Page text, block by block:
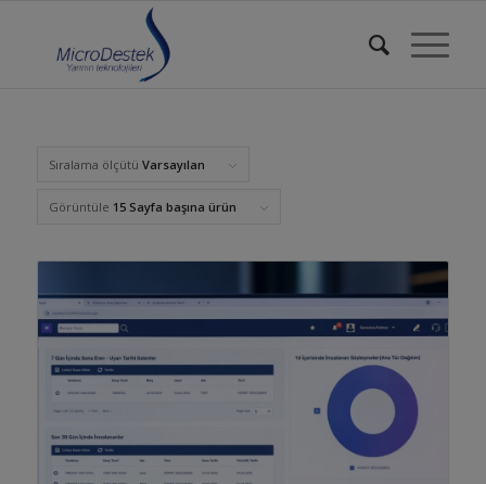
Sıralama ölçütü Varsayılan
Görüntüle 15 Sayfa başına ürün